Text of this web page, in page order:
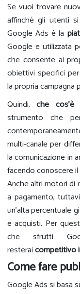
Se vuoi trovare
affinché gli utenti
Google Ads è la
Google e utilizzata
che consente ai
obiettivi specifici
la propria campagna
Quindi,che cos’è
strumento che
multi-canale per
la comunicazione in
facendo conoscere
Anche altri motori di
a pagamento,
un’alta percentuale
e acquisti. Per
che sfrutti
resteraicompetitivo
Come fare
Google Ads si basa